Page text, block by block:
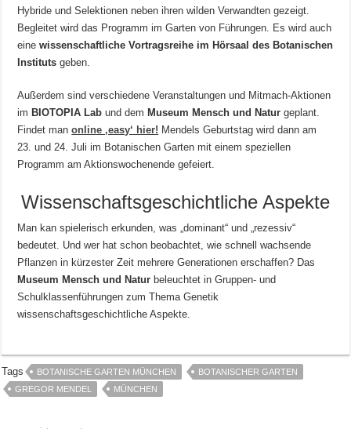
Hybride und Selektionen neben ihren wilden Verwandten gezeigt.
Begleitet wird das Programm im Garten von Führungen. Es wird auch
einewissenschaftliche Vortragsreihe im Hörsaal des Botanischen
Instituts geben.
Außerdem sind verschiedene Veranstaltungen und Mitmach-Aktionen
im BIOTOPIA Lab und dem Museum Mensch und Naturgeplant.
Findet manonline ‚easy‘ hier! Mendels Geburtstag wird dann am
23. und 24. Juli im Botanischen Garten mit einem speziellen
Programm am Aktionswochenende gefeiert.
Wissenschaftsgeschichtliche Aspekte
Man kan spielerisch erkunden, was „dominant“ und „rezessiv“
bedeutet. Und wer hat schon beobachtet, wie schnell wachsende
Pflanzen in kürzester Zeit mehrere Generationen erschaffen? Das
Museum Mensch und Natur beleuchtet in Gruppen- und
Schulklassenführungen zum Thema Genetik
wissenschaftsgeschichtliche Aspekte.
Tags BOTANISCHE GARTEN MÜNCHEN
BOTANISCHER GARTEN
GREGOR MENDEL
MÜNCHEN